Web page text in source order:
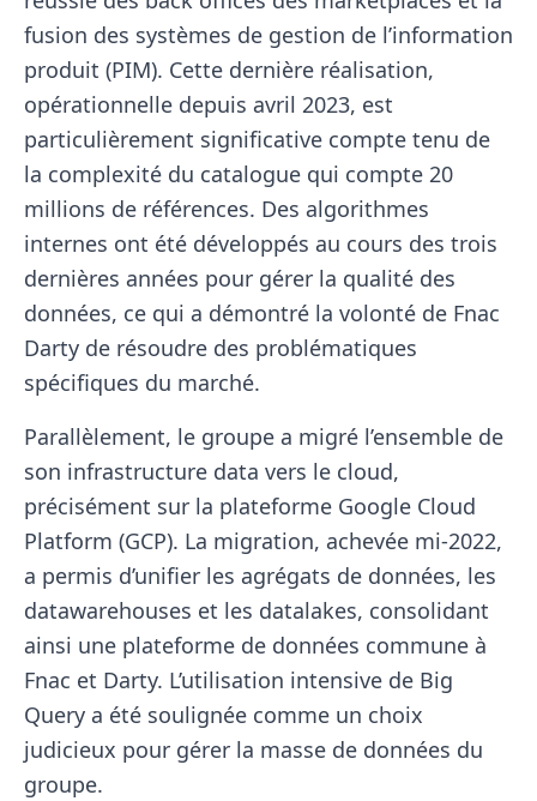
fusion des systèmes de gestion de l’information
produit (PIM). Cette dernière réalisation,
opérationnelle depuis avril 2023, est
particulièrement significative compte tenu de
la complexité du catalogue qui compte 20
millions de références. Des algorithmes
internes ont été développés au cours des trois
dernières années pour gérer la qualité des
données, ce qui a démontré la volonté de Fnac
Darty de résoudre des problématiques
spécifiques du marché.
Parallèlement, le groupe a migré l’ensemble de
son infrastructure data vers le cloud,
précisément sur la plateforme Google Cloud
Platform (GCP). La migration, achevée mi-2022,
a permis d’unifier les agrégats de données, les
datawarehouses et les datalakes, consolidant
ainsi une plateforme de données commune à
Fnac et Darty. L’utilisation intensive de Big
Query a été soulignée comme un choix
judicieux pour gérer la masse de données du
groupe.